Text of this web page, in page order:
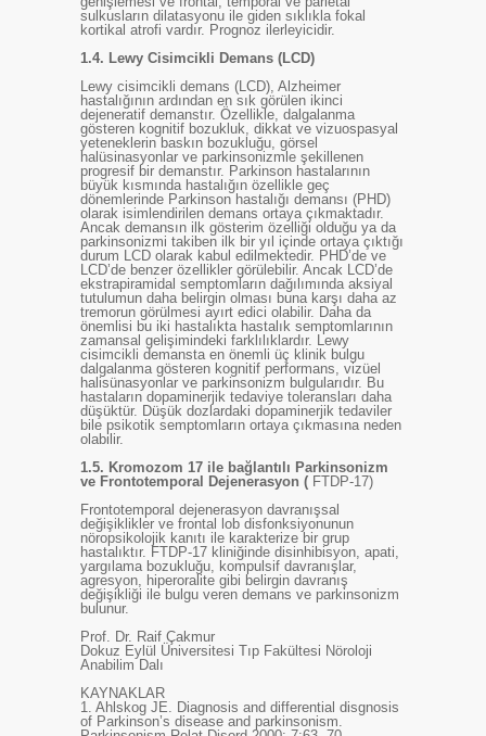
sulkusların dilatasyonu ile giden sıklıkla fokal
kortikal atrofi vardır. Prognoz ilerleyicidir.
1.4. Lewy Cisimcikli Demans (LCD)
Lewy cisimcikli demans (LCD), Alzheimer
hastalığının ardından en sık görülen ikinci
dejeneratif demanstır. Özellikle, dalgalanma
gösteren kognitif bozukluk, dikkat ve vizuospasyal
yeteneklerin baskın bozukluğu, görsel
halüsinasyonlar ve parkinsonizmle şekillenen
progresif bir demanstır. Parkinson hastalarının
büyük kısmında hastalığın özellikle geç
dönemlerinde Parkinson hastalığı demansı (PHD)
olarak isimlendirilen demans ortaya çıkmaktadır.
Ancak demansın ilk gösterim özelliği olduğu ya da
parkinsonizmi takiben ilk bir yıl içinde ortaya çıktığı
durum LCD olarak kabul edilmektedir. PHD’de ve
LCD’de benzer özellikler görülebilir. Ancak LCD’de
ekstrapiramidal semptomların dağılımında aksiyal
tutulumun daha belirgin olması buna karşı daha az
tremorun görülmesi ayırt edici olabilir. Daha da
önemlisi bu iki hastalıkta hastalık semptomlarının
zamansal gelişimindeki farklılıklardır. Lewy
cisimcikli demansta en önemli üç klinik bulgu
dalgalanma gösteren kognitif performans, vizüel
halisünasyonlar ve parkinsonizm bulgularıdır. Bu
hastaların dopaminerjik tedaviye toleransları daha
düşüktür. Düşük dozlardaki dopaminerjik tedaviler
bile psikotik semptomların ortaya çıkmasına neden
olabilir.
1.5. Kromozom 17 ile bağlantılı Parkinsonizm
ve Frontotemporal Dejenerasyon ( FTDP-17)
Frontotemporal dejenerasyon davranışsal
değişiklikler ve frontal lob disfonksiyonunun
nöropsikolojik kanıtı ile karakterize bir grup
hastalıktır. FTDP-17 kliniğinde disinhibisyon, apati,
yargılama bozukluğu, kompulsif davranışlar,
agresyon, hiperoralite gibi belirgin davranış
değişikliği ile bulgu veren demans ve parkinsonizm
bulunur.
Prof. Dr. Raif Çakmur
Dokuz Eylül Üniversitesi Tıp Fakültesi Nöroloji
Anabilim Dalı
KAYNAKLAR
1. Ahlskog JE. Diagnosis and differential disgnosis
of Parkinson’s disease and parkinsonism.